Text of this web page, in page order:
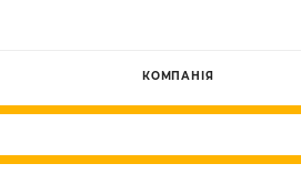
КОМПАНІЯ